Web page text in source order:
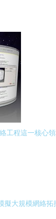
程這一核心
大規模網絡